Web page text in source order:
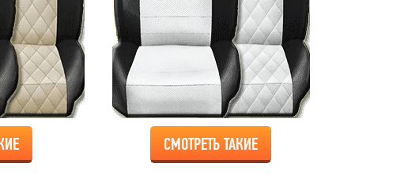
СМОТРЕТЬ ТАКИЕ